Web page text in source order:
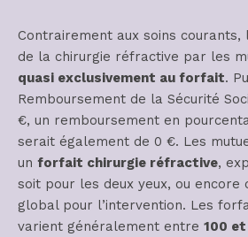
Contrairement aux soins
de la chirurgie réfractive par les
quasi exclusivement au forfait.
Remboursement de la Sécurité
€, un remboursement en
serait également de 0 €. Les
un forfait chirurgie réfractive,
soit pour les deux yeux, ou encore
global pour l’intervention. Les
varient généralement entre 100